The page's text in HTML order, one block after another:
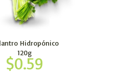
Hidropónico
120g
$0.59